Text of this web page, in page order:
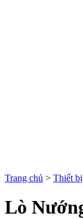
Trang chủ > Thiết
Lò